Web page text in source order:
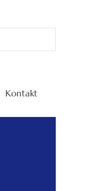
Kontakt